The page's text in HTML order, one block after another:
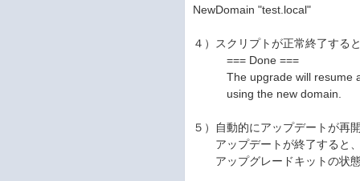
NewDomain "test.local"
４）スクリプトが正常終了する
=== Done ===
The upgrade will resume
using the new domain.
５）自動的にアップデートが再
アップデートが終了すると、
アップグレードキットの状態